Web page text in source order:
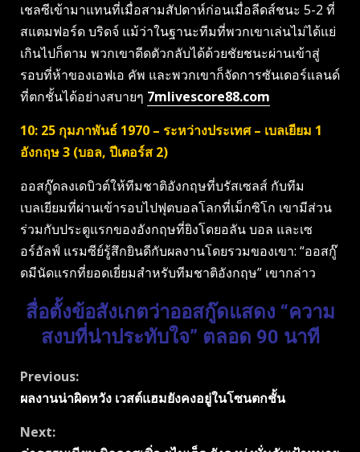
เชลซีเข้ามาแทนที่เมื่อสามสัปดาห์ก่อนเมื่อลีดส์ชนะ 5-2 ที่
สแตมฟอร์ด บริดจ์ แม้ว่าในฐานะทีมที่พวกเขาเล่นไม่ได้แย่
เกินไปก็ตาม พวกเขาดีดตัวกลับได้ด้วยชัยชนะผ่านเข้าสู่
รอบที่ห้าของเอฟเอ คัพ และพวกเขาก็จัดการซันเดอร์แลนด์
ที่ตกชั้นได้อย่างสบายๆ 7mlivescore88.com
10: 25 กุมภาพันธ์ 1970 – ระหว่างประเทศ – เบลเยียม 1
อังกฤษ 3 (บอล, ปีเตอร์ส 2)
ออสกู๊ดลงเดบิวต์ให้ทีมชาติอังกฤษที่บรัสเซลส์ กับทีม
เบลเยียมที่ผ่านเข้ารอบไปฟุตบอลโลกที่เม็กซิโก เขามีส่วน
ร่วมกับประตูแรกของอังกฤษที่ยิงโดยอลัน บอล และเซ
อร์อัลฟ์ แรมซีย์รู้สึกยินดีกับผลงานโดยรวมของเขา: “ออสกู๊
ดมีนัดแรกที่ยอดเยี่ยมสำหรับทีมชาติอังกฤษ” เขากล่าว
สื่อตั้งข้อสังเกตว่าออสกู๊ดแสดง “ความ
สงบที่น่าประทับใจ” ตลอด 90 นาที
Continue
Reading
Previous:
ผลงานน่าผิดหวัง เวสต์แฮมยังคงอยู่ในโซนตกชั้น
Next: